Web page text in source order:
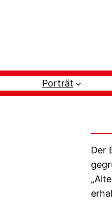
Porträt
Der